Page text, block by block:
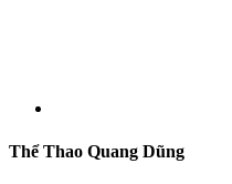
Thể Thao Quang Dũng